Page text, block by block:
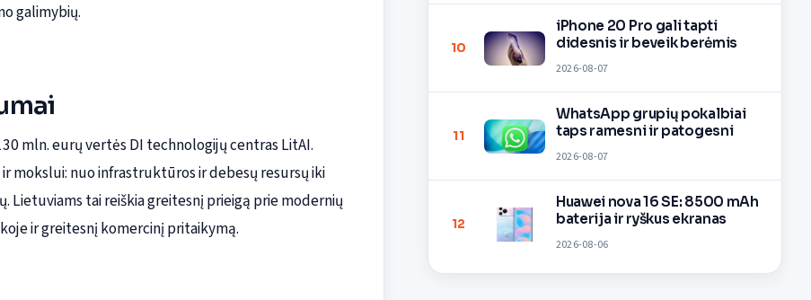
galimybių.
mln. eurų vertės DI technologijų centras LitAI.
mokslui: nuo infrastruktūros ir debesų resursų iki
tai reiškia greitesnį prieigą prie modernių
ir greitesnį komercinį pritaikymą.
10
iPhone 20 Pro gali tapti
didesnis ir beveik berėmis
2026-08-07
11
WhatsApp grupių pokalbiai
taps ramesni ir patogesni
2026-08-07
12
Huawei nova 16 SE: 8500 mAh
baterija ir ryškus ekranas
2026-08-06